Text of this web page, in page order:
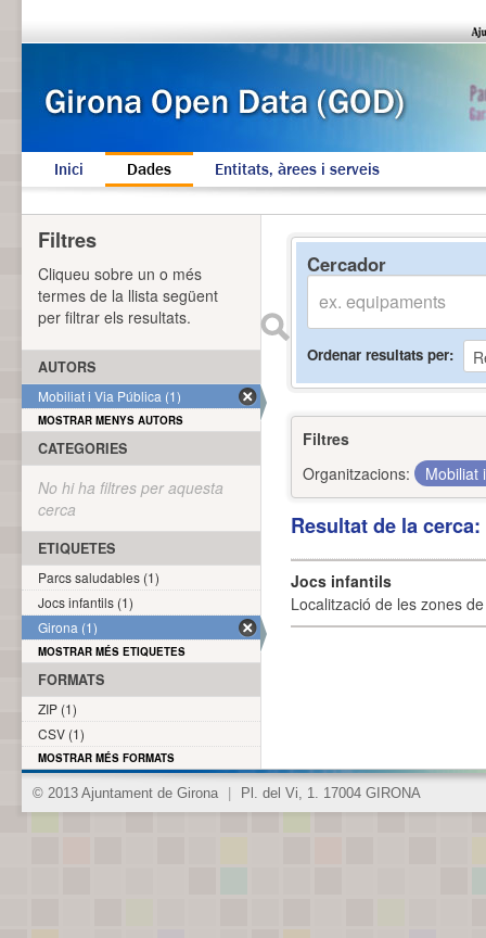
Inici Dades Entitats, àrees i serveis
Cercador
Ordenar resultats per
Filtres
Organitzacions:
Mobiliat
Resultat de la
Jocs infantils
Localització de les zones
Filtres
Cliqueu sobre un o més
termes de la llista següent
per filtrar els resultats.
AUTORS
Mobiliat i Via Pública (1)
MOSTRAR MENYS AUTORS
CATEGORIES
No hi ha filtres per aquesta
cerca
ETIQUETES
Parcs saludables (1)
Jocs infantils (1)
Girona (1)
MOSTRAR MÉS ETIQUETES
FORMATS
ZIP (1)
CSV (1)
MOSTRAR MÉS FORMATS
© 2013 Ajuntament de Girona Pl. del Vi, 1. 17004 GIRONA